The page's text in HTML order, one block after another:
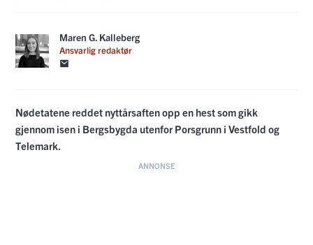
Maren G. Kalleberg
Ansvarlig redaktør
Nødetatene reddet nyttårsaften opp en hest som gikk
gjennom isen i Bergsbygda utenfor Porsgrunn i Vestfold og
Telemark.